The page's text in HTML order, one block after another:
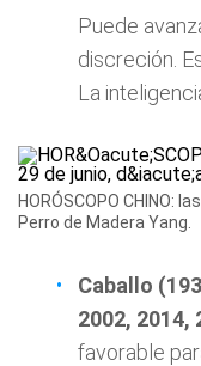
Puede
discreción.
La
HORÓSCOPO CHINO:
Perro de Madera Yang.
Caballo
2002, 2014,
favorable